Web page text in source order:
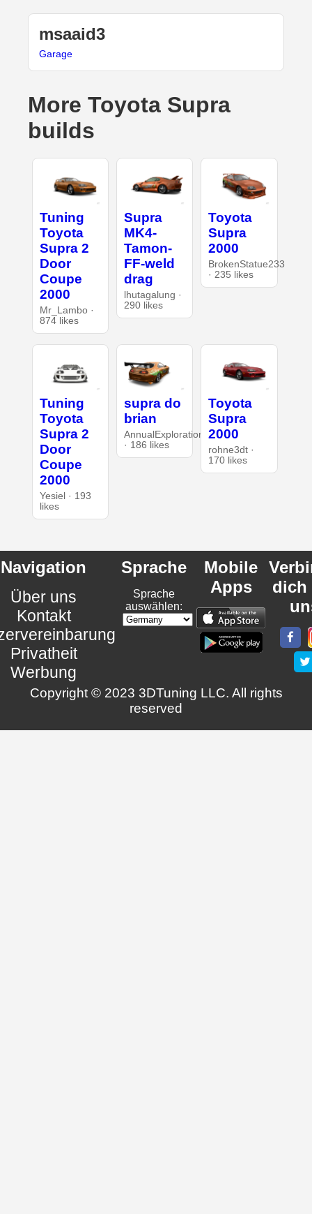
msaaid3
Garage
More Toyota Supra
builds
Tuning
Toyota
Supra 2
Door
Coupe
2000
Mr_Lambo ·
874 likes
Supra
MK4-
Tamon-
FF-weld
drag
lhutagalung ·
290 likes
Toyota
Supra
2000
BrokenStatue233
· 235 likes
Tuning
Toyota
Supra 2
Door
Coupe
2000
Yesiel · 193
likes
supra do
brian
AnnualExploration26
· 186 likes
Toyota
Supra
2000
rohne3dt ·
170 likes
Navigation
Über uns
Kontakt
Privatheit
Werbung
Sprache
Sprache
auswählen:
Mobile
Apps
dich
Copyright © 2023 3DTuning LLC. All rights
reserved